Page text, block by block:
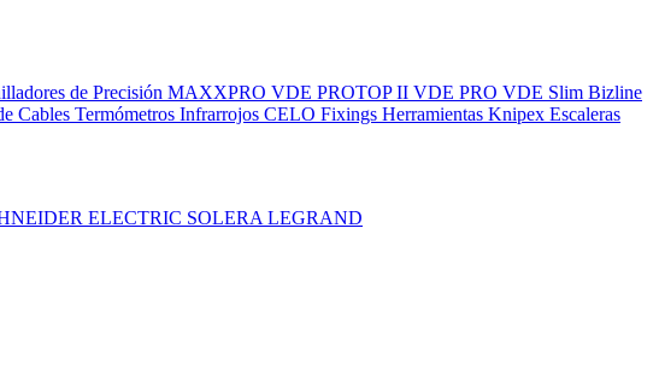
de Precisión MAXXPRO VDE PROTOP II VDE PRO VDE Slim Bizline
Cables Termómetros Infrarrojos CELO Fixings Herramientas Knipex Escaleras
ELECTRIC SOLERA LEGRAND